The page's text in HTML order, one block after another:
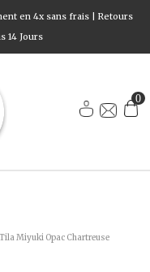
en 4x sans frais | Retours
14 Jours
0
Tila Miyuki Opac Chartreuse